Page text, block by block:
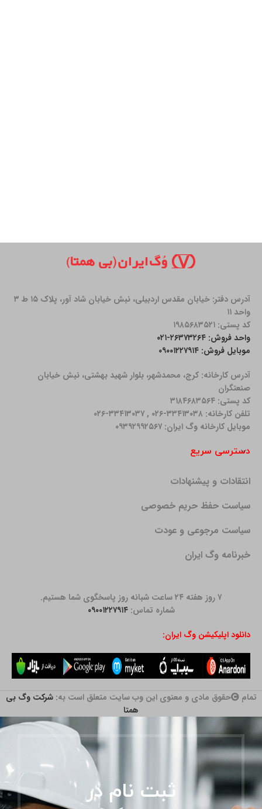
آدرس دفتر: خیابان مقدس اردبیلی، نبش خیابان شاد آور، پلاک ۱۵ ط ۳
واحد ۱۱
کد پستی: ۱۹۸۵۶۸۳۵۲۱
واحد فروش: ۲۶۳۷۳۲۶۴-۰۲۱
موبایل فروش: ۰۹۰۰۱۲۲۷۹۱۴
آدرس کارخانه: كرج، محمدشهر، بلوار شهید بهشتی، نبش خیابان
صنعتگران
کد پستی: ۳۱۸۴۶۸۳۵۶۴
تلفن کارخانه: ۳۳۴۱۳۰۳۸-۰۲۶ , ۳۳۴۱۳۰۳۷-۰۲۶
موبایل کارخانه وگ ایران: ۰۹۳۹۲۹۹۲۵۶۷
دسترسی سریع
انتقادات و پیشنهادات
سیاست حفظ حریم خصوصی
سیاست مرجوعی و عودت
خبرنامه وگ ایران
۷ روز هفته ۲۴ ساعت شبانه روز پاسخگوی شما هستیم.
شماره تماس:۰۹۰۰۱۲۲۷۹۱۴
دانلود اپلیکیشن وگ ایران:
تمام حقوق مادی و معنوی این وب سایت متعلق است به:شرکت وگ بی
همتا
ثبت نام در